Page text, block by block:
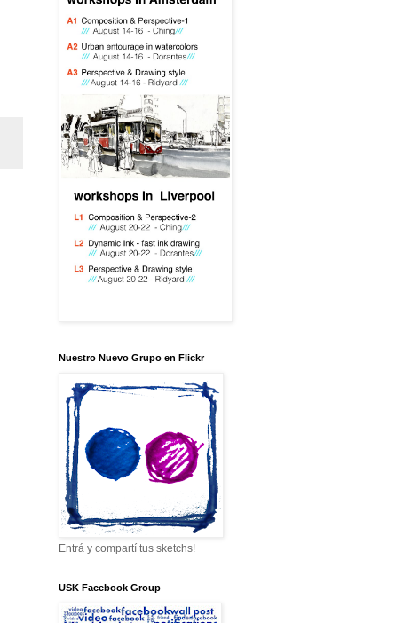
Nuestro Nuevo Grupo en Flickr
Entrá y compartí tus sketchs!
USK Facebook Group